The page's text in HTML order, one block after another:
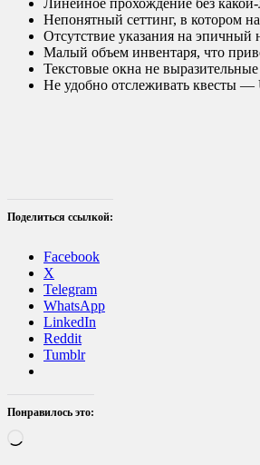
Непонятный сеттинг, в котором
Отсутствие указания на
Малый объем инвентаря, что
Текстовые окна не
Не удобно отслеживать квесты —
Поделиться ссылкой:
Facebook
X
Telegram
WhatsApp
LinkedIn
Reddit
Tumblr
Понравилось это: